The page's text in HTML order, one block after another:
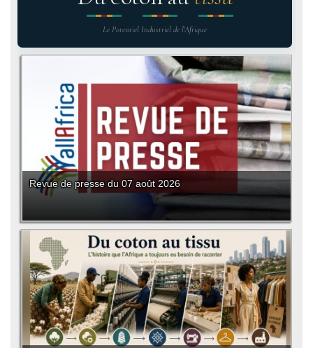
Le Potentiel Industriel de l'Afrique
Revue de presse du 07 août 2026